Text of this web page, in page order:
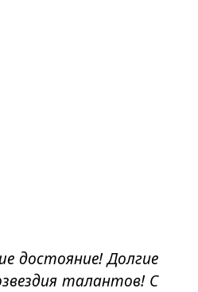
достояние! Долгие
талантов! С